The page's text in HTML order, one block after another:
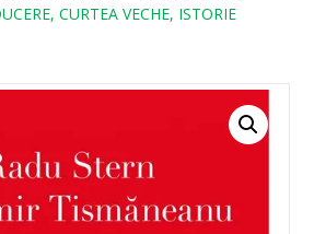
CURTEA VECHE, ISTORIE